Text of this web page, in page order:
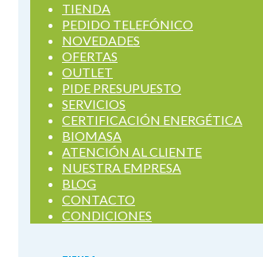
TIENDA
PEDIDO TELEFÓNICO
NOVEDADES
OFERTAS
OUTLET
PIDE PRESUPUESTO
SERVICIOS
CERTIFICACIÓN ENERGÉTICA
BIOMASA
ATENCIÓN AL CLIENTE
NUESTRA EMPRESA
BLOG
CONTACTO
CONDICIONES